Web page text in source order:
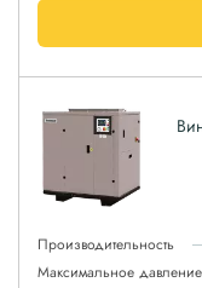
Производительность
Максимальное давление